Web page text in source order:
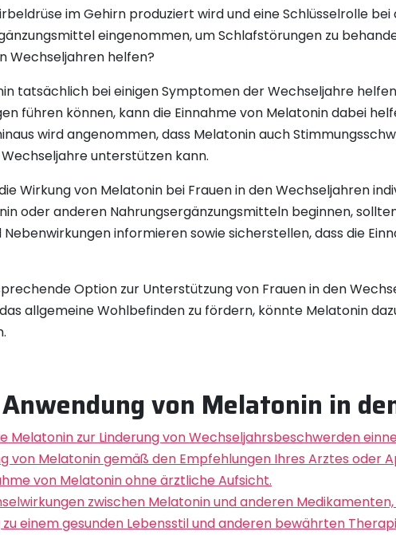
im Gehirn produziert wird und eine Schlüsselrolle
eingenommen, um Schlafstörungen zu
Wechseljahren helfen?
tatsächlich bei einigen Symptomen der Wechseljahre
führen können, kann die Einnahme von Melatonin dabei
wird angenommen, dass Melatonin auch
unterstützen kann.
Wirkung von Melatonin bei Frauen in den Wechseljahren
oder anderen Nahrungsergänzungsmitteln beginnen,
informieren sowie sicherstellen, dass die
Option zur Unterstützung von Frauen in den
allgemeine Wohlbefinden zu fördern, könnte Melatonin
von Melatonin in
Melatonin zur Linderung von Wechseljahrsbeschwerden
von Melatonin gemäß den Empfehlungen Ihres Arztes oder
von Melatonin ohne ärztliche Aufsicht.
zwischen Melatonin und anderen Medikamenten,
zu einem gesunden Lebensstil und anderen bewährten